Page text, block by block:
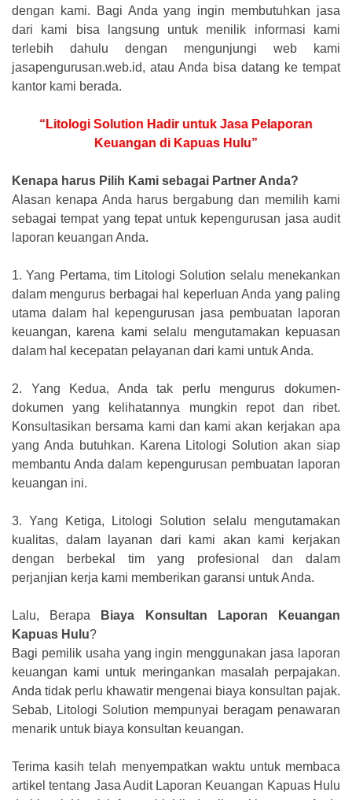
dengan kami. Bagi Anda yang ingin membutuhkan jasa
dari kami bisa langsung untuk menilik informasi kami
terlebih dahulu dengan mengunjungi web kami
jasapengurusan.web.id, atau Anda bisa datang ke tempat
kantor kami berada.
“Litologi Solution Hadir untuk Jasa Pelaporan
Keuangan di Kapuas Hulu”
Kenapa harus Pilih Kami sebagai Partner Anda?
Alasan kenapa Anda harus bergabung dan memilih kami
sebagai tempat yang tepat untuk kepengurusan jasa audit
laporan keuangan Anda.
1. Yang Pertama, tim Litologi Solution selalu menekankan
dalam mengurus berbagai hal keperluan Anda yang paling
utama dalam hal kepengurusan jasa pembuatan laporan
keuangan, karena kami selalu mengutamakan kepuasan
dalam hal kecepatan pelayanan dari kami untuk Anda.
2.
Yang Kedua, Anda tak perlu mengurus dokumen-
dokumen yang kelihatannya mungkin repot dan ribet.
Konsultasikan bersama kami dan kami akan kerjakan apa
yang Anda butuhkan. Karena Litologi Solution akan siap
membantu Anda dalam kepengurusan pembuatan laporan
keuangan ini.
3. Yang Ketiga, Litologi Solution selalu mengutamakan
kualitas, dalam layanan dari kami akan kami kerjakan
dengan berbekal tim yang profesional dan dalam
perjanjian kerja kami memberikan garansi untuk Anda.
Lalu, Berapa
Biaya Konsultan Laporan Keuangan
Kapuas Hulu?
Bagi pemilik usaha yang ingin menggunakan jasa laporan
keuangan kami untuk meringankan masalah perpajakan.
Anda tidak perlu khawatir mengenai biaya konsultan pajak.
Sebab, Litologi Solution mempunyai beragam penawaran
menarik untuk biaya konsultan keuangan.
Terima kasih telah menyempatkan waktu untuk membaca
artikel tentang Jasa Audit Laporan Keuangan Kapuas Hulu